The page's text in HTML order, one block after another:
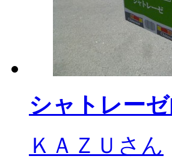
シャトレー
ＫＡＺＵさん